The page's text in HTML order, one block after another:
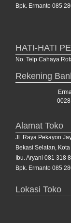
Bpk. Ermanto 085
HATI-HATI
No. Telp Cahaya
Rekening
Alamat Toko
Jl. Raya Pekayon
Bekasi Selatan,
Ibu. Aryani 081 318
Bpk. Ermanto 085
Lokasi Toko